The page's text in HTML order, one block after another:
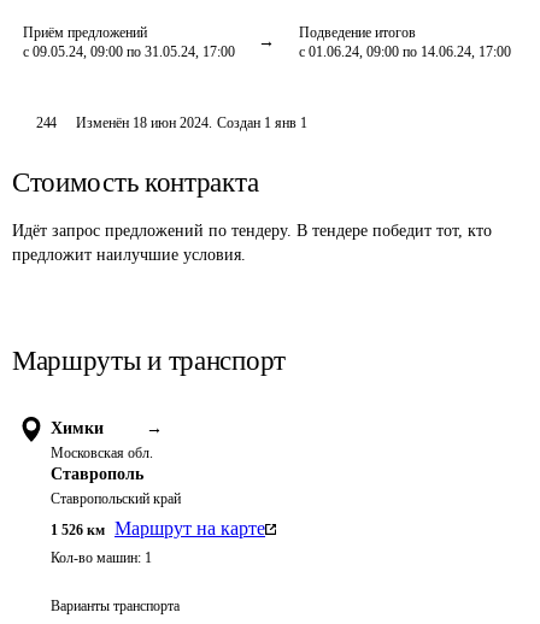
Приём предложений
с 09.05.24, 09:00 по 31.05.24, 17:00
Подведение итогов
с 01.06.24, 09:00 по 14.06.24, 17:00
244 Изменён 18 июн 2024. Создан 1 янв 1
Стоимость контракта
Идёт запрос предложений по тендеру. В тендере победит тот, кто
предложит наилучшие условия.
Маршруты и транспорт
Химки →
Московская обл.
Ставрополь
Ставропольский край
1 526 км Маршрут на карте
Кол-во машин: 1
Варианты транспорта